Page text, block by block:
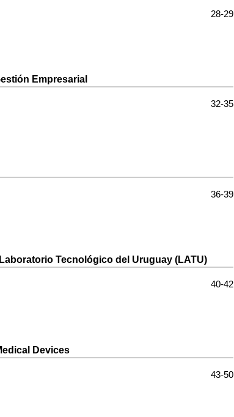
28-29
Empresarial
32-35
36-39
Tecnológico del Uruguay (LATU)
40-42
Devices
43-50